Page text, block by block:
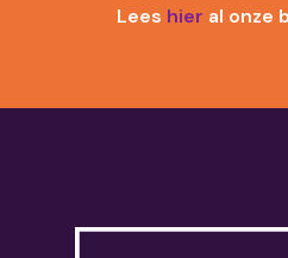
Lees hier al onze